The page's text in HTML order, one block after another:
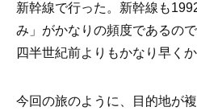
新幹線で行った。新幹線も
み」がかなりの頻度であるの
四半世紀前よりもかなり早く
今回の旅のように、目的地が